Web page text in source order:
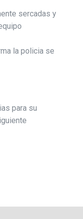
sercadas y
la policia se
para su